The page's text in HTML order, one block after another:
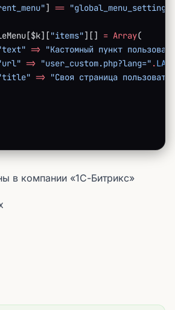
] == "global_menu_settings"
"items"][] = Array(
=> "Кастомный пункт
=> "user_custom.php?lang=" .LANG
=> "Своя страница
в компании «1С-Битрикс»